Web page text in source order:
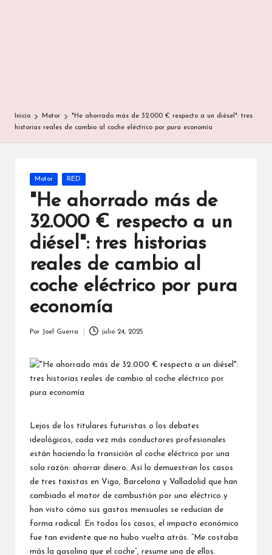
Inicio Motor
"He ahorrado más de 32.000 € respecto a un diésel": tres
historias reales de cambio al coche eléctrico por pura economía
Publicada
en
Motor RED
"He ahorrado más de
32.000 € respecto a un
diésel": tres historias
reales de cambio al
coche eléctrico por pura
economía
Por Joel Guerra julio 24, 2025
Lejos de los titulares futuristas o los debates
ideológicos, cada vez más conductores profesionales
están haciendo la transición al coche eléctrico por una
sola razón: ahorrar dinero. Así lo demuestran los casos
de tres taxistas en Vigo, Barcelona y Valladolid que han
cambiado el motor de combustión por uno eléctrico y
han visto cómo sus gastos mensuales se reducían de
forma radical. En todos los casos, el impacto económico
fue tan evidente que no hubo vuelta atrás. “Me costaba
más la gasolina que el coche”, resume uno de ellos.